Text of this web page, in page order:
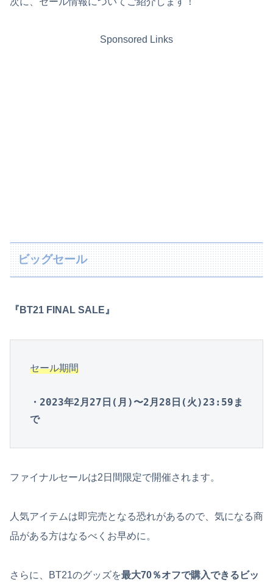
Sponsored Links
ビッグセール
『BT21 FINAL SALE』
セール期間
・2023年2月27日(月)〜2月28日(火)23:59ま
で
ファイナルセールは2日間限定で開催されます。
人気アイテムは即完売となる恐れがあるので、気になる商
品がある方はなるべくお早めに。
さらに、BT21のグッズを最大70％オフで購入できるビッ